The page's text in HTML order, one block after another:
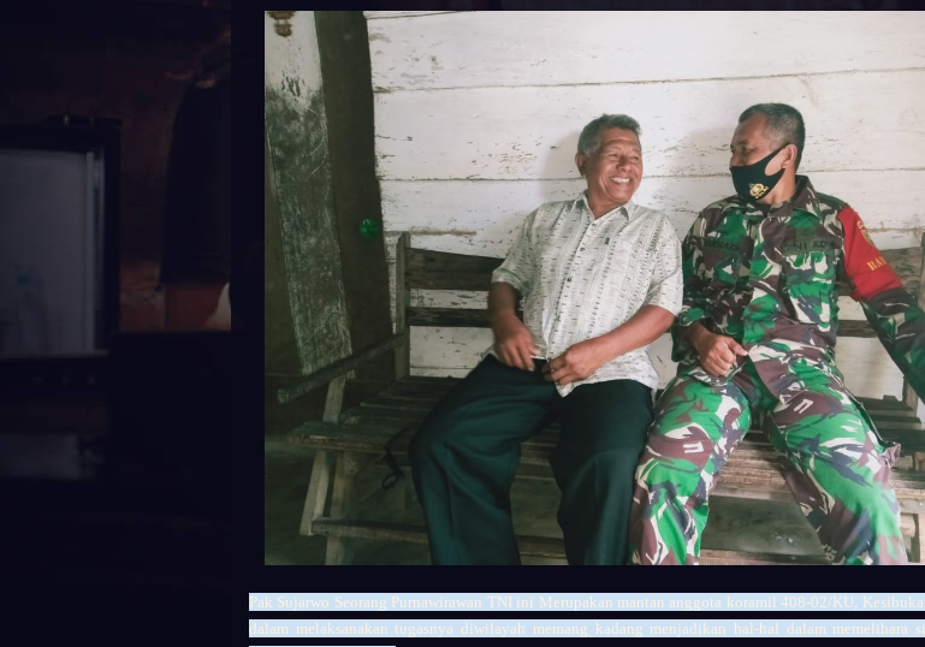
Pak Sujarwo Seorang Purnawirawan TNI ini Merupakan mantan anggota koramil 408-02/KU,
dalam melaksanakan tugasnya diwilayah memang kadang menjadikan hal-hal dalam memelihara